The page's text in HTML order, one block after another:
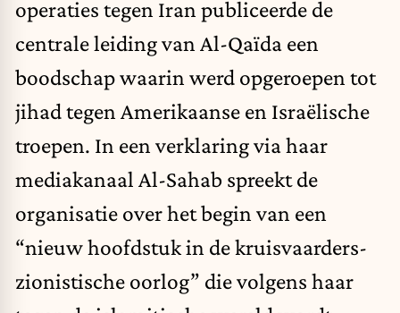
operaties tegen Iran publiceerde de
centrale leiding van Al-Qaïda een
boodschap waarin werd opgeroepen tot
jihad tegen Amerikaanse en Israëlische
troepen. In een verklaring via haar
mediakanaal Al-Sahab spreekt de
organisatie over het begin van een
“nieuw hoofdstuk in de kruisvaarders-
zionistische oorlog” die volgens haar